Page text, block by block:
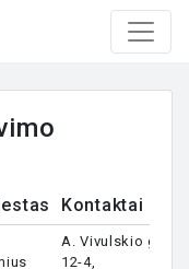
Kontaktai
A. Vivulskio g.
12-4,